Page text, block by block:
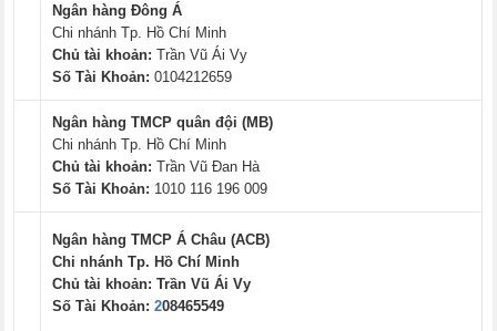
Ngân hàng Đông Á
Chi nhánh Tp. Hồ Chí Minh
Chủ tài khoản: Trần Vũ Ái Vy
Số Tài Khoản: 0104212659
Ngân hàng TMCP quân đội (MB)
Chi nhánh Tp. Hồ Chí Minh
Chủ tài khoản: Trần Vũ Đan Hà
Số Tài Khoản: 1010 116 196 009
Ngân hàng TMCP Á Châu (ACB)
Chi nhánh Tp. Hồ Chí Minh
Chủ tài khoản: Trần Vũ Ái Vy
Số Tài Khoản: 208465549